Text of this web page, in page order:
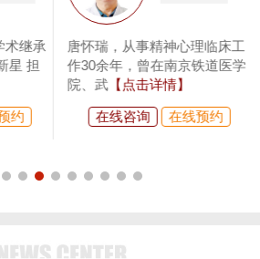
继承
星 担
约
唐怀瑞，从事精神心理临床工
作30余年，曾在南京铁道医学
院、武【点击详情】
在线咨询 在线预约